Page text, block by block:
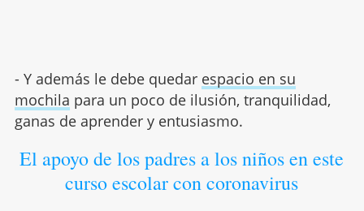
- Y además le debe quedar espacio en su
mochila para un poco de ilusión, tranquilidad,
ganas de aprender y entusiasmo.
El apoyo de los padres a los niños en este
curso escolar con coronavirus